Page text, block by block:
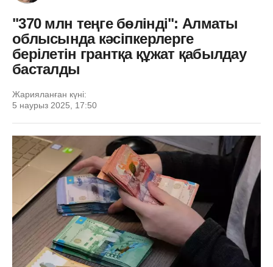
"370 млн теңге бөлінді": Алматы
облысында кәсіпкерлерге
берілетін грантқа құжат қабылдау
басталды
Жарияланған күні:
5 наурыз 2025, 17:50